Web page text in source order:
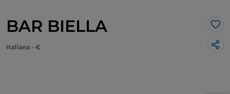
BAR BIELLA
Italiana - €